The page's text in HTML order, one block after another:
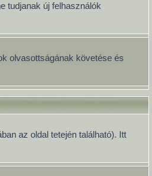
tudjanak új felhasználók
olvasottságának követése és
az oldal tetején található). Itt